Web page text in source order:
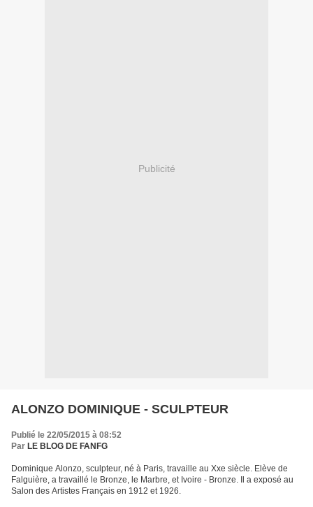
Publicité
ALONZO DOMINIQUE - SCULPTEUR
Publié le 22/05/2015 à 08:52
Par LE BLOG DE FANFG
Dominique Alonzo, sculpteur, né à Paris, travaille au Xxe siècle. Elève de
Falguière, a travaillé le Bronze, le Marbre, et Ivoire - Bronze. Il a exposé au
Salon des Artistes Français en 1912 et 1926.